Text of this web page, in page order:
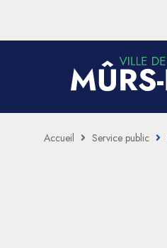
Accueil Service public